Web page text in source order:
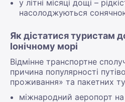
у літні місяці дощі –
насолоджуються
Як дістатися туристам
Іонічному морі
Відмінне транспортне
причина популярності
проживання» та пакетних
міжнародний аеропорт на